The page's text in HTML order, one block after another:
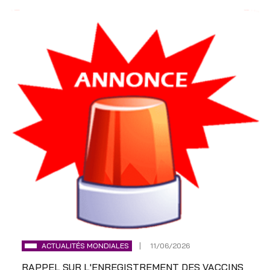
ACTUALITÉS MONDIALES 11/06/2026
RAPPEL SUR L'ENREGISTREMENT DES VACCINS